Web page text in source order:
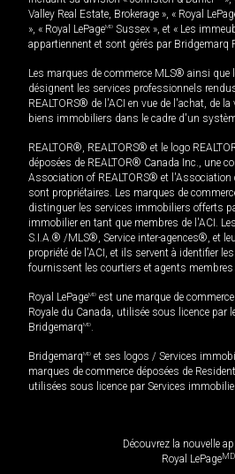
Valley Real Estate, Brokerage », « Royal
», « Royal LePageMD Sussex », et « Les
appartiennent et sont gérés par Bridgemarq
Les marques de commerce MLS® ainsi
désignent les services professionnels
REALTORS® de l'ACI en vue de l'achat, de la
biens immobiliers dans le cadre d'un
REALTOR®, REALTORS® et le logo
déposées de REALTOR® Canada Inc., une
Association of REALTORS® et l'Association
sont propriétaires. Les marques de
distinguer les services immobiliers offerts
immobilier en tant que membres de l'ACI.
S.I.A.® /MLS®, Service inter-agences®, et
propriété de l'ACI, et ils servent à identifier
fournissent les courtiers et agents membres
Royal LePageMD est une marque de
Royale du Canada, utilisée sous licence par
BridgemarqMD.
BridgemarqMD et ses logos / Services
marques de commerce déposées de
utilisées sous licence par Services
Découvrez la nouvelle
Royal LePageMD